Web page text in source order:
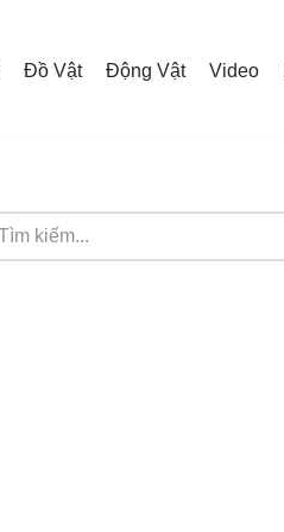
Đồ Vật Động Vật Video